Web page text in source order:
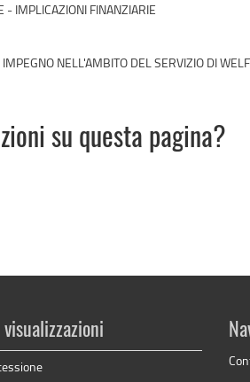
- IMPLICAZIONI FINANZIARIE
NELL'AMBITO DEL SERVIZIO DI
su questa pagina?